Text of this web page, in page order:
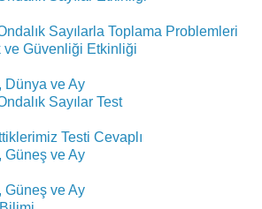
Sayılarla Toplama Problemleri
ve Güvenliği Etkinliği
Dünya ve Ay
Sayılar Test
Testi Cevaplı
Güneş ve Ay
Güneş ve Ay